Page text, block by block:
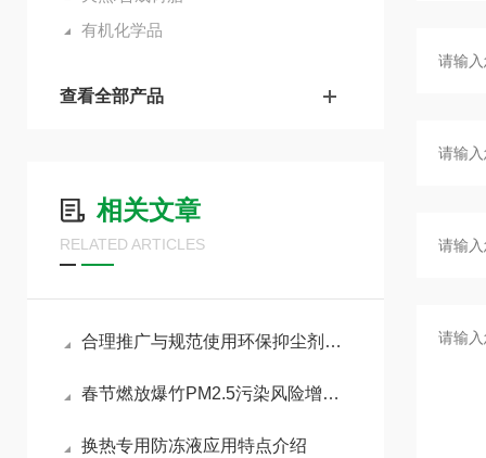
有机化学品
查看全部产品
相关文章
RELATED ARTICLES
合理推广与规范使用环保抑尘剂助力各行业扬尘达标治理
春节燃放爆竹PM2.5污染风险增加，如何做好污染防治工作
换热专用防冻液应用特点介绍